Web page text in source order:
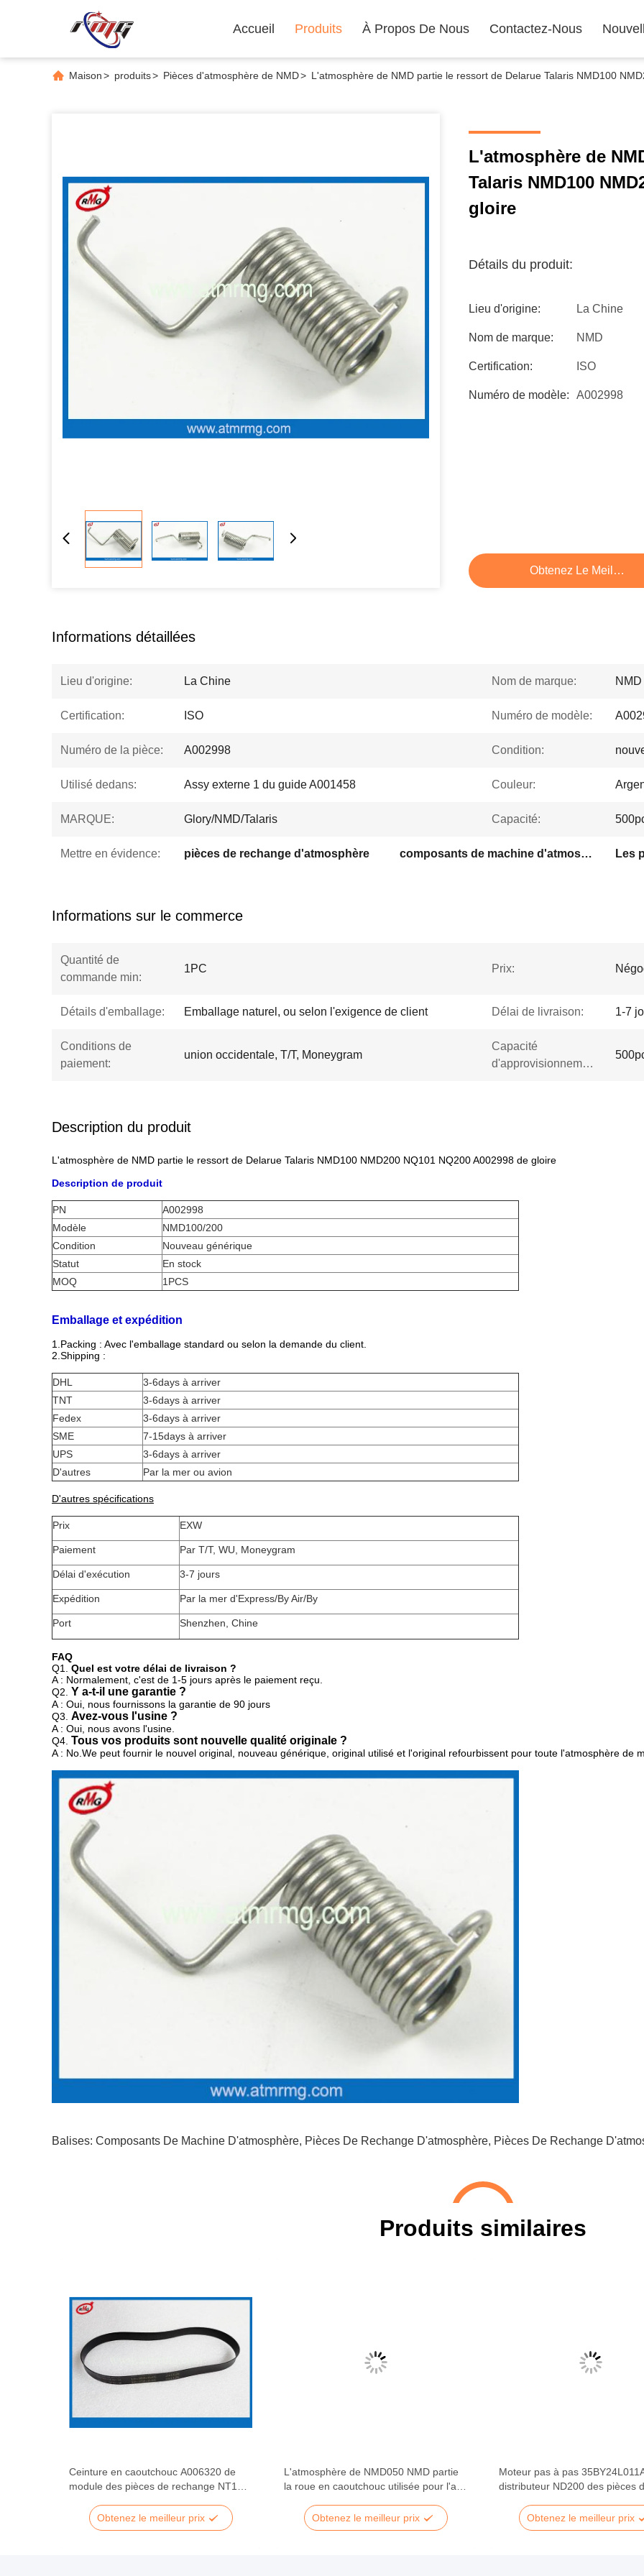
Accueil Produits À Propos De Nous Contactez-Nous
Maison> produits> Pièces d'atmosphère de NMD> L'atmosphère de NMD partie le ressort de Delarue Talaris NMD100
L'atmosphère de
Talaris NMD100
gloire
Détails du produit:
Lieu d'origine: La Chine
Nom de marque: NMD
Certification: ISO
Numéro de modèle: A002998
Obtenez Le Meilleur
Informations détaillées
Lieu d'origine: La Chine Nom de marque: NMD
Certification: ISO Numéro de modèle:
Numéro de la pièce: A002998 Condition:
Utilisé dedans: Assy externe 1 du guide A001458 Couleur:
MARQUE: Glory/NMD/Talaris Capacité:
Mettre en évidence: pièces de rechange d'atmosphère composants de machine d'atmosphère Les
Informations sur le commerce
Quantité de
commande min:
1PC Prix:
Détails d'emballage: Emballage naturel, ou selon l'exigence de client Délai de livraison: 1-7
Conditions de
paiement:
union occidentale, T/T, Moneygram
Capacité
d'approvisionnement:
Description du produit
L'atmosphère de NMD partie le ressort de Delarue Talaris NMD100 NMD200 NQ101 NQ200 A002998 de gloire
Description de produit
PN
A002998
Modèle
NMD100/200
Condition
Nouveau générique
Statut
En stock
MOQ
1PCS
Emballage et expédition
1.Packing : Avec l'emballage standard ou selon la demande du client.
2.Shipping :
DHL
3-6days à arriver
TNT
3-6days à arriver
Fedex
3-6days à arriver
SME
7-15days à arriver
UPS
3-6days à arriver
D'autres
Par la mer ou avion
D'autres spécifications
Prix EXW
Paiement Par T/T, WU, Moneygram
Délai d'exécution 3-7 jours
Expédition Par la mer d'Express/By Air/By
Port Shenzhen, Chine
FAQ
Q1. Quel est votre délai de livraison ?
A : Normalement, c'est de 1-5 jours après le paiement reçu.
Q2. Y a-t-il une garantie ?
A : Oui, nous fournissons la garantie de 90 jours
Q3. Avez-vous l'usine ?
A : Oui, nous avons l'usine.
Q4. Tous vos produits sont nouvelle qualité originale ?
A : No.We peut fournir le nouvel original, nouveau générique, original utilisé et l'original refourbissent pour toute l'atmosphère de
Balises: Composants De Machine D'atmosphère, Pièces De Rechange D'atmosphère, Pièces De Rechange
Produits similaires
Ceinture en caoutchouc A006320 de
module des pièces de rechange NT100
Obtenez le meilleur prix
L'atmosphère de NMD050 NMD partie
la roue en caoutchouc utilisée pour l'axe
Obtenez le meilleur prix
Moteur pas à pas
distributeur ND200 des pièces
NMD50/100 d'atmosphère
Obtenez le meilleur prix